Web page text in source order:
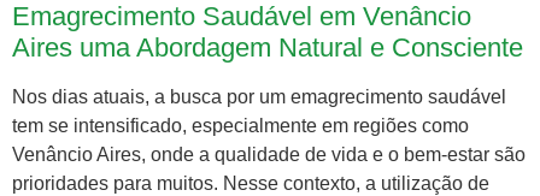
Emagrecimento Saudável em Venâncio
Aires uma Abordagem Natural e Consciente
Nos dias atuais, a busca por um emagrecimento saudável
tem se intensificado, especialmente em regiões como
Venâncio Aires, onde a qualidade de vida e o bem-estar são
prioridades para muitos. Nesse contexto, a utilização de